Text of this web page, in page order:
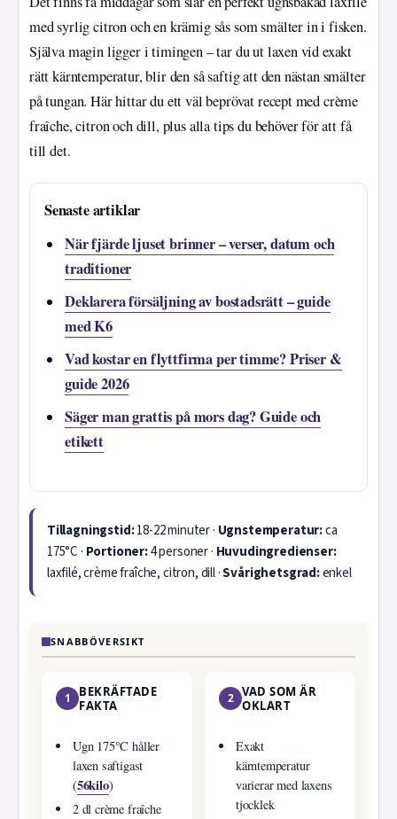
med syrlig citron och en krämig sås som smälter in i fisken.
Själva magin ligger i timingen – tar du ut laxen vid exakt
rätt kärntemperatur, blir den så saftig att den nästan smälter
på tungan. Här hittar du ett väl beprövat recept med crème
fraîche, citron och dill, plus alla tips du behöver för att få
till det.
Senaste artiklar
När fjärde ljuset brinner – verser, datum och
traditioner
Deklarera försäljning av bostadsrätt – guide
med K6
Vad kostar en flyttfirma per timme? Priser &
guide 2026
Säger man grattis på mors dag? Guide och
etikett
Tillagningstid:18-22 minuter · Ugnstemperatur:ca
175°C · Portioner:4 personer · Huvudingredienser:
laxfilé, crème fraîche, citron, dill ·Svårighetsgrad:enkel
SNABBÖVERSIKT
1
BEKRÄFTADE
FAKTA
Ugn 175°C håller
laxen saftigast
(56kilo)
2 dl crème fraîche
2 VAD SOM ÄR
OKLART
Exakt
kärntemperatur
varierar med laxens
tjocklek